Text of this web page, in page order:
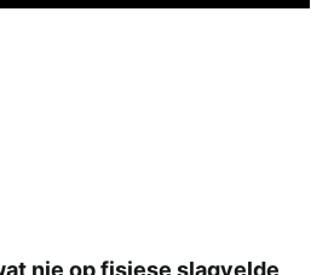
nie op fisiese slagvelde